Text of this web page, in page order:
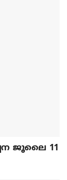
ജൂലൈ 11